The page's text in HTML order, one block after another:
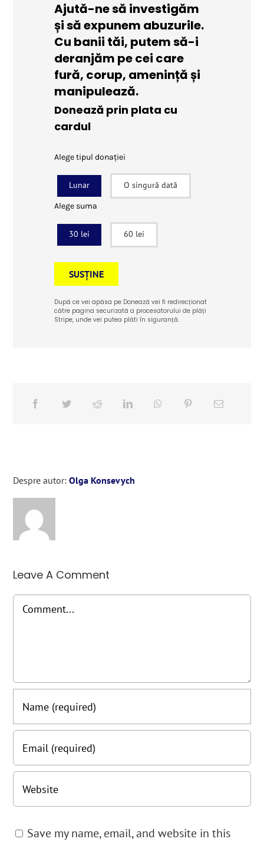
Ajută-ne să investigăm
și să expunem abuzurile.
Cu banii tăi, putem să-i
deranjăm pe cei care
fură, corup, amenință și
manipulează.
Donează prin plata cu
cardul
Alege tipul donației
Lunar O singură dată
Alege suma
30 lei 60 lei
SUSȚINE
După ce vei apăsa pe Donează vei fi redirecționat
către pagina securizată a procesatorului de plăți
Stripe, unde vei putea plăti în siguranță.
Despre autor:Olga Konsevych
Leave A Comment
Comment
Save my name, email, and website in this